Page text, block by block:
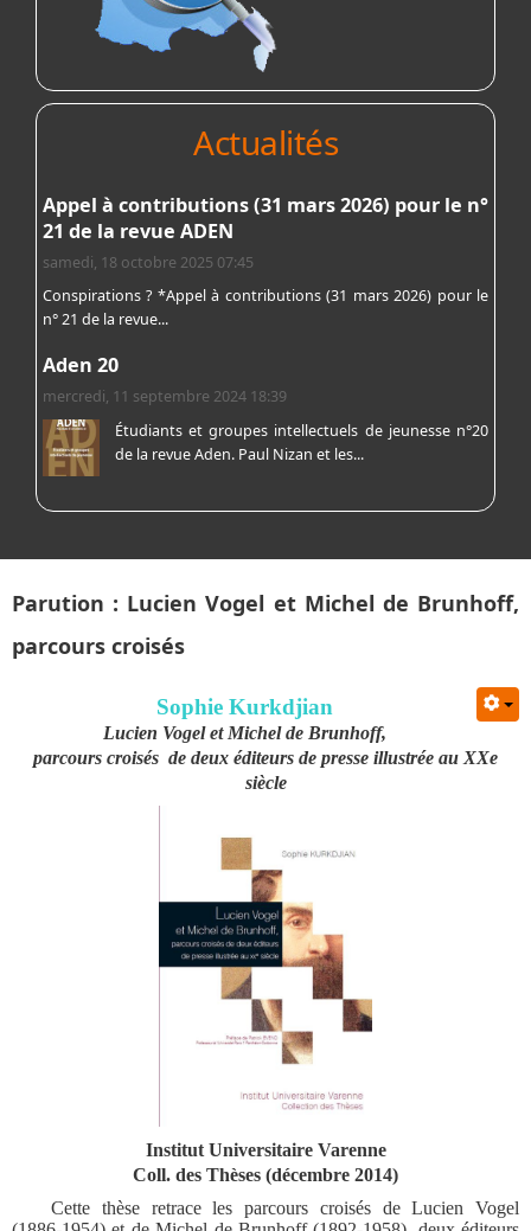
Actualités
Appel à contributions (31 mars 2026) pour le n°
21 de la revue ADEN
samedi, 18 octobre 2025 07:45
Conspirations ? *Appel à contributions (31 mars 2026) pour le
n° 21 de la revue...
Aden 20
mercredi, 11 septembre 2024 18:39
Étudiants et groupes intellectuels de jeunesse n°20
de la revue Aden. Paul Nizan et les...
Parution : Lucien Vogel et Michel de Brunhoff,
parcours croisés
Sophie Kurkdjian
Lucien Vogel et Michel de Brunhoff,
parcours croisés de deux éditeurs de presse illustrée au XXe
siècle
Institut Universitaire Varenne
Coll. des Thèses (décembre 2014)
Cette thèse retrace les parcours croisés de Lucien Vogel